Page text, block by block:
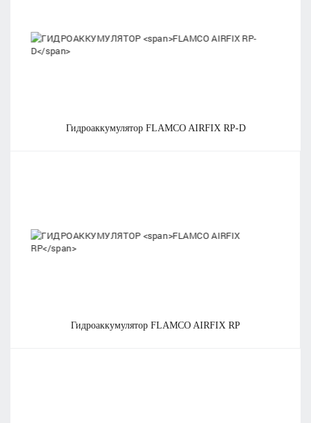
гидроаккумулятор FLAMCO AIRFIX RP-D
гидроаккумулятор FLAMCO AIRFIX RP